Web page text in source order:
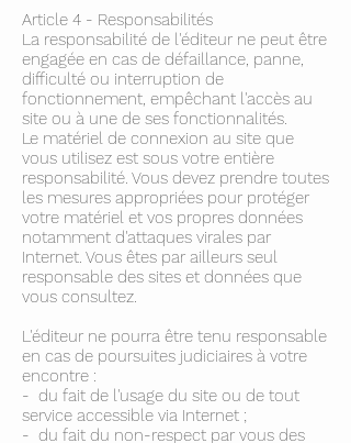
Article 4 - Responsabilités
La responsabilité de l'éditeur ne peut être
engagée en cas de défaillance, panne,
difficulté ou interruption de
fonctionnement, empêchant l'accès au
site ou à une de ses fonctionnalités.
Le matériel de connexion au site que
vous utilisez est sous votre entière
responsabilité. Vous devez prendre toutes
les mesures appropriées pour protéger
votre matériel et vos propres données
notamment d'attaques virales par
Internet. Vous êtes par ailleurs seul
responsable des sites et données que
vous consultez.
L'éditeur ne pourra être tenu responsable
en cas de poursuites judiciaires à votre
encontre :
- du fait de l'usage du site ou de tout
service accessible via Internet ;
- du fait du non-respect par vous des